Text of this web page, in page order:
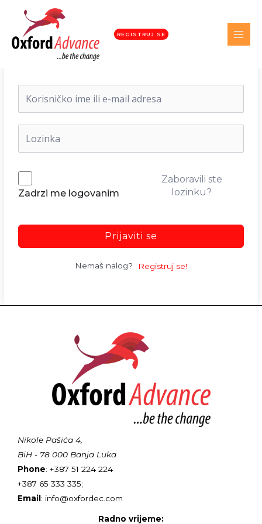
REGISTRUJ SE
Dobrodošli nazad!
Zadrzi me logovanim
Zaboravili ste
lozinku?
Prijaviti se
Nemaš nalog? Registruj se!
Nikole Pašića 4,
BiH - 78 000 Banja Luka
Phone: +387 51 224 224
+387 65 333 335;
Email: info@oxfordec.com
Radno vrijeme: